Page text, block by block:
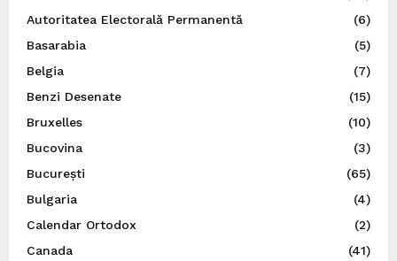
Autoritatea Electorală Permanentă
(6)
Basarabia
(5)
Belgia
(7)
Benzi Desenate
(15)
Bruxelles
(10)
Bucovina
(3)
București
(65)
Bulgaria
(4)
Calendar Ortodox
(2)
Canada
(41)